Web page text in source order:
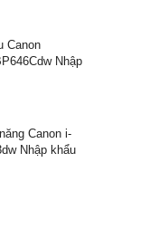
Canon
Nhập
Canon i-
Nhập khẩu